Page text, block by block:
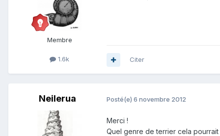
Membre
1.6k Citer
Neilerua Posté(e) 6 novembre 2012
Merci !
Quel genre de terrier cela pourrait